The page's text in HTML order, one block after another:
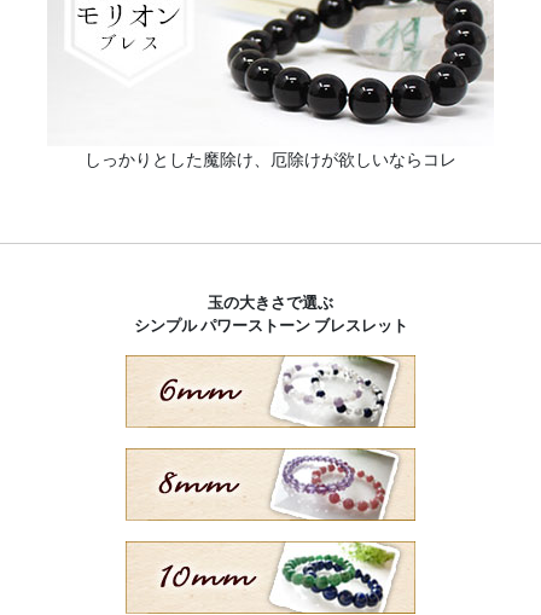
しっかりとした魔除け、厄除けが欲しいならコレ
玉の大きさで選ぶ
シンプル パワーストーン ブレスレット